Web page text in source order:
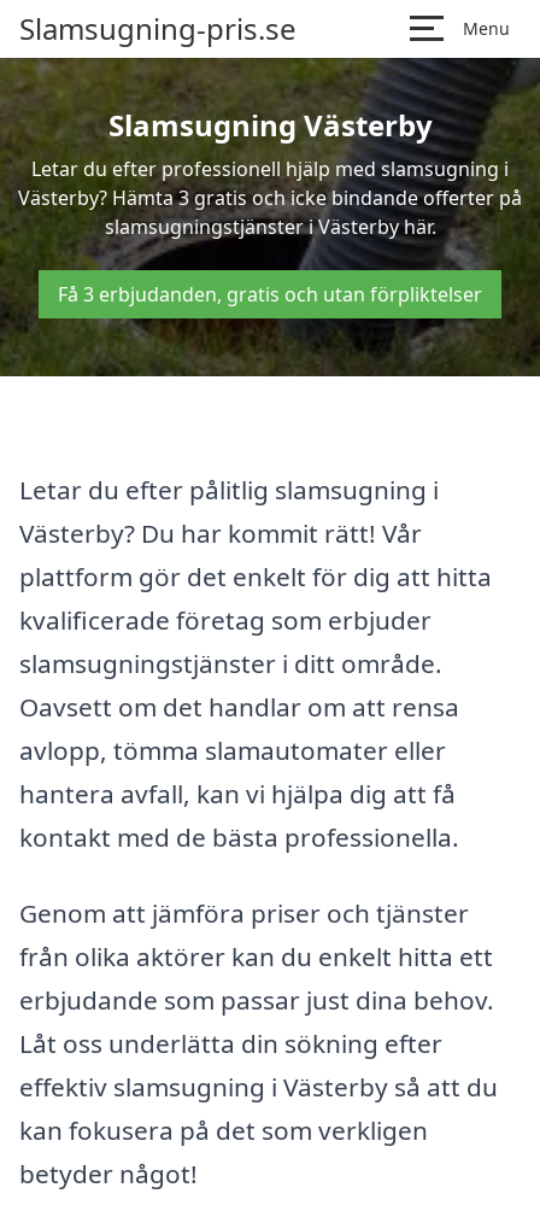
Slamsugning-pris.se Menu
Slamsugning Västerby
Letar du efter professionell hjälp med slamsugning i
Västerby? Hämta 3 gratis och icke bindande offerter på
slamsugningstjänster i Västerby här.
Få 3 erbjudanden, gratis och utan förpliktelser
Letar du efter pålitlig slamsugning i
Västerby? Du har kommit rätt! Vår
plattform gör det enkelt för dig att hitta
kvalificerade företag som erbjuder
slamsugningstjänster i ditt område.
Oavsett om det handlar om att rensa
avlopp, tömma slamautomater eller
hantera avfall, kan vi hjälpa dig att få
kontakt med de bästa professionella.
Genom att jämföra priser och tjänster
från olika aktörer kan du enkelt hitta ett
erbjudande som passar just dina behov.
Låt oss underlätta din sökning efter
effektiv slamsugning i Västerby så att du
kan fokusera på det som verkligen
betyder något!